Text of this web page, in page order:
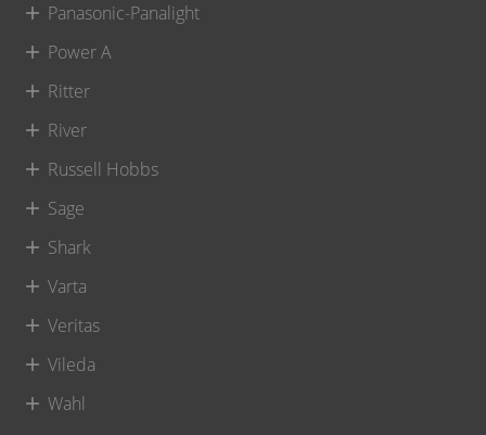
Panasonic-Panalight
Power A
Ritter
River
Russell Hobbs
Sage
Shark
Varta
Veritas
Vileda
Wahl